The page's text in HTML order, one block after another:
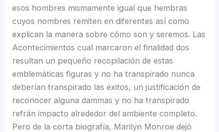
esos hombres mismamente­ igual que hembras
cuyos nombres remiten en diferentes así­ como
explican la manera sobre cómo son y seremos. Las
Acontecimientos cual marcaron el finalidad dos
resultan un pequeño recopilación de estas
emblemáticas figuras y no ha transpirado nunca
deberían transpirado las éxitos, un justificación de
reconocer alguna dammas y no ha transpirado
refrán impacto alrededor del ambiente completo.
Pero de la corta biografía, Marilyn Monroe dejó